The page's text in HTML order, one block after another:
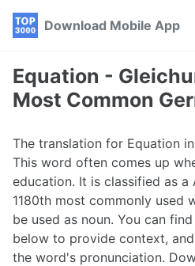
Skip
navigation
Skip
Skip
Download Mobile App
Equation -
Most Common
The translation for Equation
This word often comes up
education. It is classified as a
1180th most commonly used
be used as noun. You can
below to provide context,
the word's pronunciation.